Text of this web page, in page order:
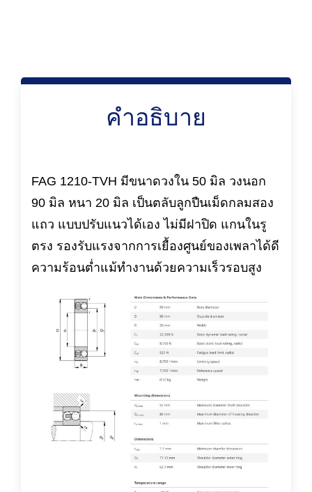
คำอธิบาย
FAG 1210-TVH มีขนาดวงใน 50 มิล วงนอก
90 มิล หนา 20 มิล เป็นตลับลูกปืนเม็ดกลมสอง
แถว แบบปรับแนวได้เอง ไม่มีฝาปิด แกนในรู
ตรง รองรับแรงจากการเยื้องศูนย์ของเพลาได้ดี
ความร้อนต่ำแม้ทำงานด้วยความเร็วรอบสูง